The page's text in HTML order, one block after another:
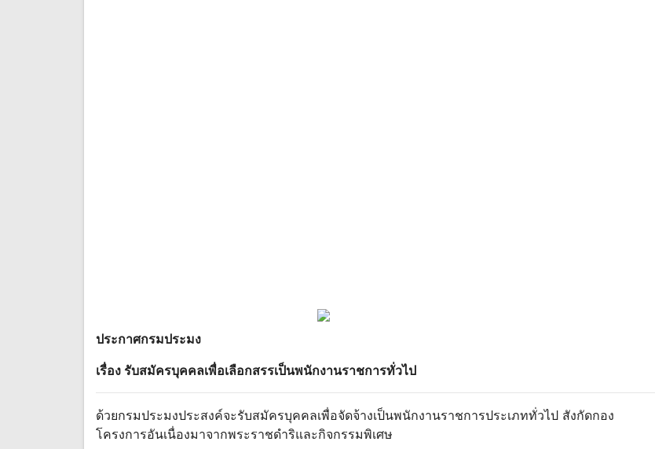
ประกาศกรมประมง
เรื่อง รับสมัครบุคคลเพื่อเลือกสรรเป็นพนักงานราชการทั่วไป
ด้วยกรมประมงประสงค์จะรับสมัครบุคคลเพื่อจัดจ้างเป็นพนักงานราชการประเภททั่วไป สังกัดกอง
โครงการอันเนื่องมาจากพระราชดําริและกิจกรรมพิเศษ